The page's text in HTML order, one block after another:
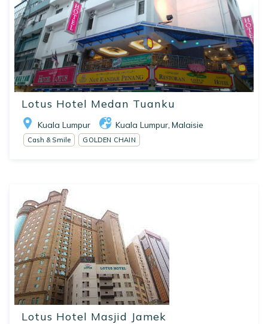
Lotus Hotel Medan Tuanku
Kuala Lumpur Kuala Lumpur Malaisie
Cash & Smile GOLDEN CHAIN
Lotus Hotel Masjid Jamek